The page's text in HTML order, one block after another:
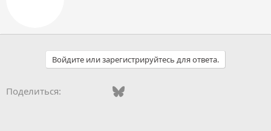
Войдите или зарегистрируйтесь для ответа.
Поделиться: Vkontakte
FacebookBluesky